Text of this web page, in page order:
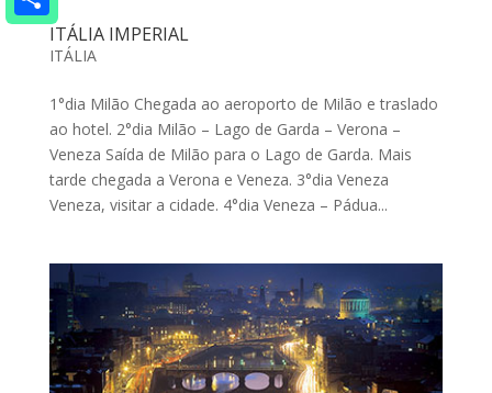
ITÁLIA IMPERIAL
ITÁLIA
1°dia Milão Chegada ao aeroporto de Milão e traslado
ao hotel. 2°dia Milão – Lago de Garda – Verona –
Veneza Saída de Milão para o Lago de Garda. Mais
tarde chegada a Verona e Veneza. 3°dia Veneza
Veneza, visitar a cidade. 4°dia Veneza – Pádua...
Share